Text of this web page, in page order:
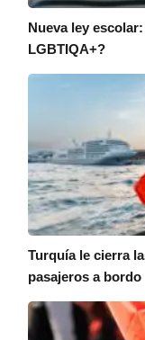
Nueva ley
LGBTIQA+?
Turquía le cierra
pasajeros a bordo